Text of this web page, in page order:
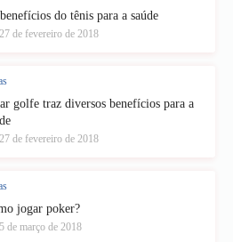
do tênis para a saúde
27 de fevereiro de 2018
golfe traz diversos benefícios para a
27 de fevereiro de 2018
jogar poker?
5 de março de 2018